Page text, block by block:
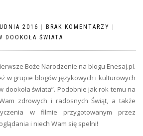
2016 BRAK KOMENTARZY
DOOKOŁA ŚWIATA
Boże Narodzenie na blogu Enesaj.pl.
w grupie blogów językowych i kulturowych
dookoła świata”. Podobnie jak rok temu na
zdrowych i radosnych Świąt, a także
w filmie przygotowanym przez
i niech Wam się spełni!